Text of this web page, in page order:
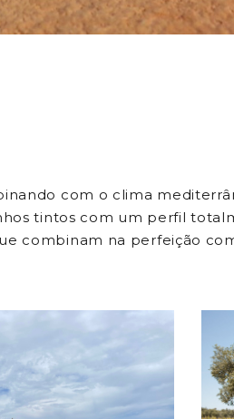
com o clima
tintos com um perfil
combinam na perfeição